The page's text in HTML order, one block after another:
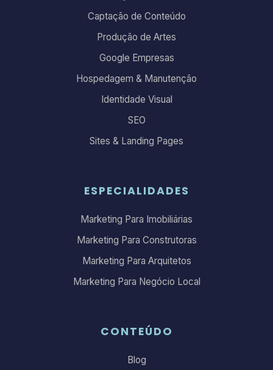
Captação de Conteúdo
Produção de Artes
Google Empresas
Hospedagem & Manutenção
Identidade Visual
SEO
Sites & Landing Pages
ESPECIALIDADES
Marketing Para Imobiliárias
Marketing Para Construtoras
Marketing Para Arquitetos
Marketing Para Negócio Local
CONTEÚDO
Blog